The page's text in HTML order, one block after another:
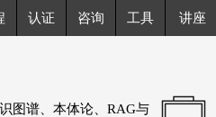
认证 咨询 工具 讲座
图谱、本体论、RAG与